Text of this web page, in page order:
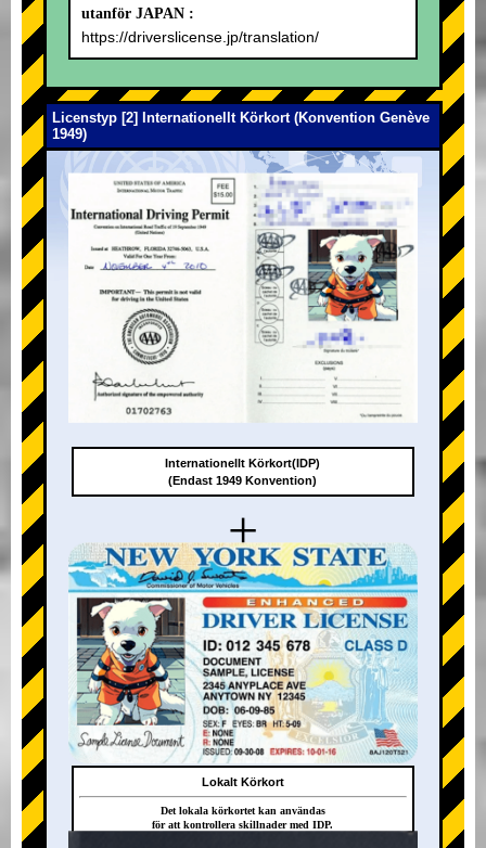
utanför JAPAN :
https://driverslicense.jp/translation/
Licenstyp [2] Internationellt Körkort (Konvention Genève
1949)
+
Internationellt Körkort(IDP)
(Endast 1949 Konvention)
Lokalt Körkort
Det lokala körkortet kan användas
för att kontrollera skillnader med IDP.